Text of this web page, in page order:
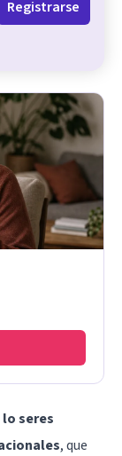
Registrarse
seres
, que